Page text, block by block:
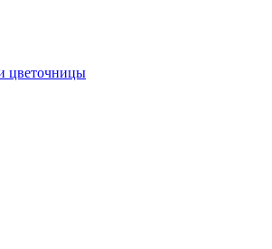
цветочницы